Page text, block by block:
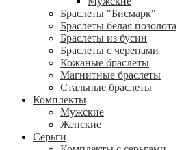
Браслеты "Бисмарк"
Браслеты белая позолота
Браслеты из бусин
Браслеты с черепами
Кожаные браслеты
Магнитные браслеты
Стальные браслеты
Комплекты
Мужские
Женские
Серьги